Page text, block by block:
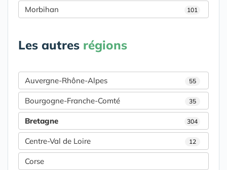
Morbihan 101
Les autres régions
Auvergne-Rhône-Alpes 55
Bourgogne-Franche-Comté 35
Bretagne 304
Centre-Val de Loire 12
Corse